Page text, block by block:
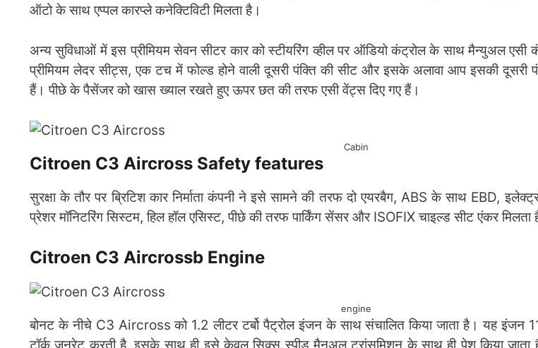
ऑटो के साथ एप्पल कारप्ले कनेक्टिविटी मिलता है।
अन्य सुविधाओं में इस प्रीमियम सेवन सीटर कार को स्टीयरिंग व्हील पर ऑडियो कंट्रोल के साथ मैन्युअल एसी
प्रीमियम लेदर सीट्स, एक टच में फोल्ड होने वाली दूसरी पंक्ति की सीट और इसके अलावा आप इसकी दूसरी
हैं। पीछे के पैसेंजर को खास ख्याल रखते हुए ऊपर छत की तरफ एसी वेंट्स दिए गए हैं।
Cabin
Citroen C3 Aircross Safety features
सुरक्षा के तौर पर ब्रिटिश कार निर्माता कंपनी ने इसे सामने की तरफ दो एयरबैग, ABS के साथ EBD,
प्रेशर मॉनिटरिंग सिस्टम, हिल हॉल एसिस्ट, पीछे की तरफ पार्किंग सेंसर और ISOFIX चाइल्ड सीट एंकर मिलता
Citroen C3 Aircrossb Engine
engine
बोनट के नीचे C3 Aircross को 1.2 लीटर टर्बो पैट्रोल इंजन के साथ संचालित किया जाता है। यह इंजन
टॉर्क जनरेट करती है, इसके साथ ही इसे केवल सिक्स स्पीड मैनुअल ट्रांसमिशन के साथ ही पेश किया जाता